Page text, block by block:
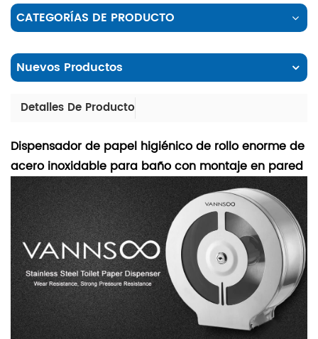
CATEGORÍAS DE PRODUCTO
Nuevos Productos
Detalles De Producto
Dispensador de papel higiénico de rollo enorme de
acero inoxidable para baño con montaje en pared